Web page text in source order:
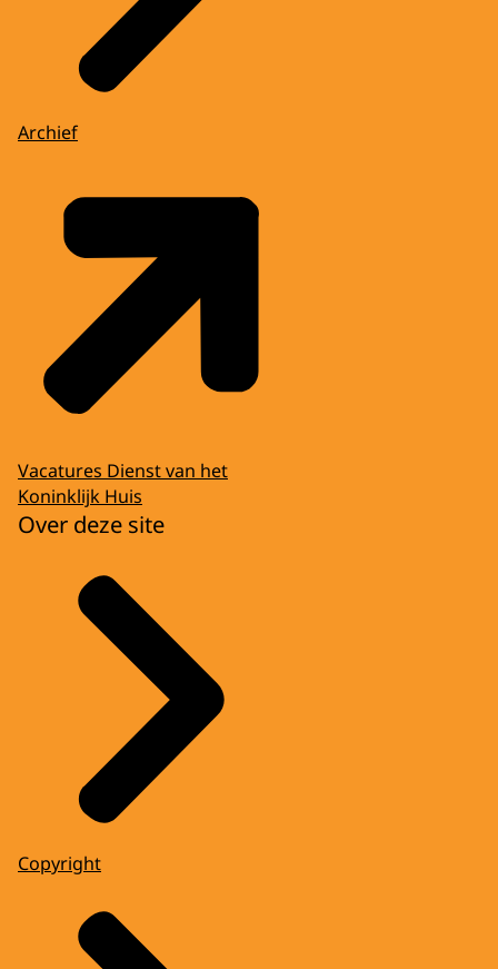
Archief
Vacatures Dienst van het
Koninklijk Huis
Over deze site
Copyright